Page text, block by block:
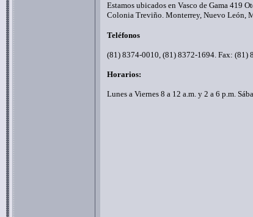
Estamos ubicados en Vasco de Gama 419
Colonia Treviño. Monterrey, Nuevo León,
Teléfonos
(81) 8374-0010, (81) 8372-1694. Fax: (81)
Horarios:
Lunes a Viernes 8 a 12 a.m. y 2 a 6 p.m.